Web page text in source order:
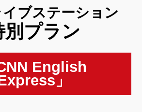
イブステーション
別プラン
CNN English
」